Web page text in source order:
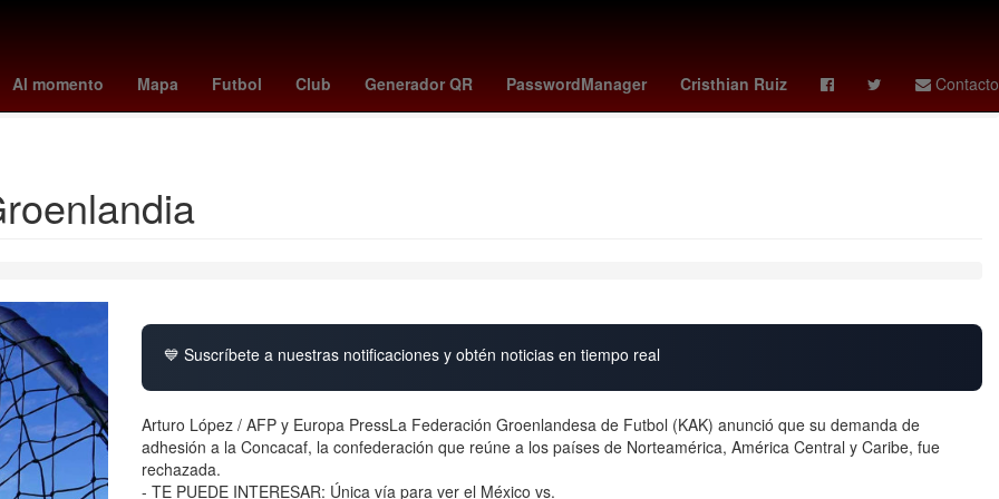
Al momento Mapa Futbol Club Generador QR PasswordManager Cristhian Ruiz Contacto
el mundial 2026 toluca vs santos Germán Berterame Rogelio Funes Mori santos vs ucv Matt Damon
mexico vs
meghan duquesa de sussex
💙 Suscríbete a nuestras notificaciones y obtén noticias en tiempo real
Arturo López / AFP y Europa PressLa Federación Groenlandesa de Futbol (KAK) anunció que su demanda de
adhesión a la Concacaf, la confederación que reúne a los países de Norteamérica, América Central y Caribe, fue
rechazada.
- TE PUEDE INTERESAR: Única vía para ver el México vs.